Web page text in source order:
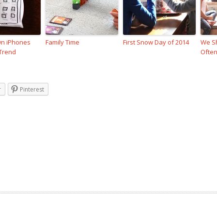
iPhones
Family Time First Snow Day of 2014
We
Often
Pinterest